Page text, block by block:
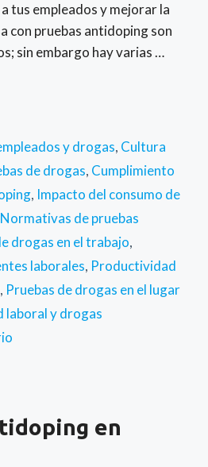
tus empleados y mejorar la
con pruebas antidoping son
sin embargo hay varias …
y drogas, Cultura
de drogas, Cumplimiento
, Impacto del consumo de
Normativas de pruebas
drogas en el trabajo,
laborales, Productividad
, Pruebas de drogas en el lugar
laboral y drogas
en